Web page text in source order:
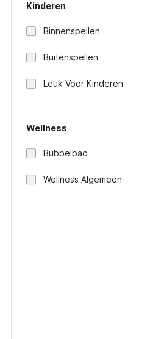
Kinderen
Binnenspellen
Buitenspellen
Leuk Voor Kinderen
Wellness
Bubbelbad
Wellness Algemeen